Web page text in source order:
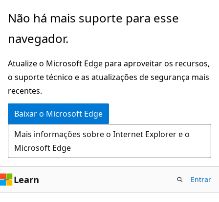
Pular
o
principal
Não há mais suporte para esse
navegador.
Atualize o Microsoft Edge para aproveitar os recursos,
o suporte técnico e as atualizações de segurança mais
recentes.
Baixar o Microsoft Edge
Mais informações sobre o Internet Explorer e o
Microsoft Edge
Learn Entrar